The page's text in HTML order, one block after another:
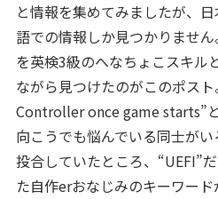
と情報を集めてみましたが、
語での情報しか見つかりませ
を英検3級のへなちょこスキル
ながら見つけたのがこのポス
Controller once game starts”
向こうでも悩んでいる同士が
投合していたところ、“UEFI”
た自作erおなじみのキーワー